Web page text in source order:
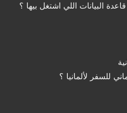
البيانات اللي اشتغل بيها ؟
للسفر لألمانيا ؟